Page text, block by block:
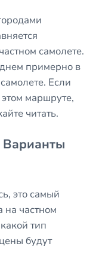
самолете.
примерно в
Если
маршруте,
читать.
это самый
частном
тип
будут